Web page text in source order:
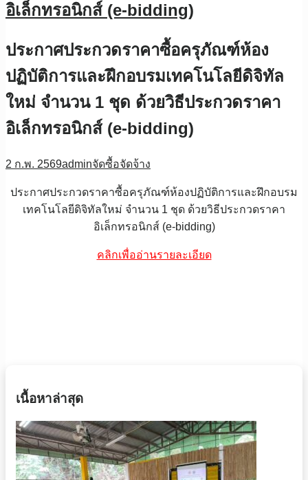
อิเล็กทรอนิกส์ (e-bidding)
ประกาศประกวดราคาซื้อครุภัณฑ์ห้อง
ปฏิบัติการและฝึกอบรมเทคโนโลยีดิจิทัล
ใหม่ จำนวน 1 ชุด ด้วยวิธีประกวดราคา
อิเล็กทรอนิกส์ (e-bidding)
2 ก.พ. 2569adminจัดซื้อจัดจ้าง
ประกาศประกวดราคาซื้อครุภัณฑ์ห้องปฏิบัติการและฝึกอบรม
เทคโนโลยีดิจิทัลใหม่ จำนวน 1 ชุด ด้วยวิธีประกวดราคา
อิเล็กทรอนิกส์ (e-bidding)
คลิกเพื่ออ่านรายละเอียด
เนื้อหาล่าสุด